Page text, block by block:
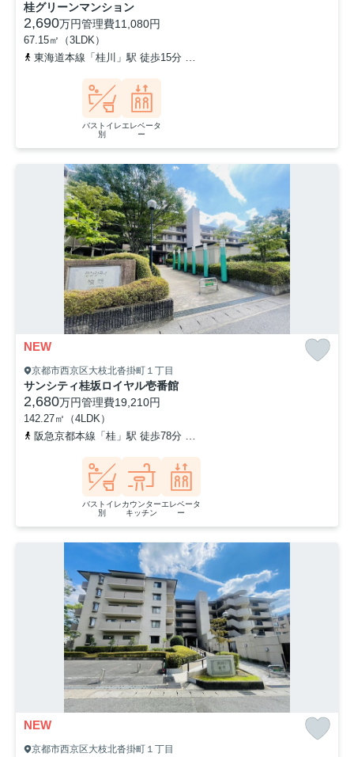
桂グリーンマンション
2,690万円管理費11,080円
67.15㎡（3LDK）
東海道本線「桂川」駅 徒歩15分
バストイレ
別
エレベータ
ー
NEW
京都市西京区大枝北沓掛町１丁目
サンシティ桂坂ロイヤル壱番館
2,680万円管理費19,210円
142.27㎡（4LDK）
阪急京都本線「桂」駅 徒歩78分
バストイレ
別
カウンター
キッチン
エレベータ
ー
NEW
京都市西京区大枝北沓掛町１丁目